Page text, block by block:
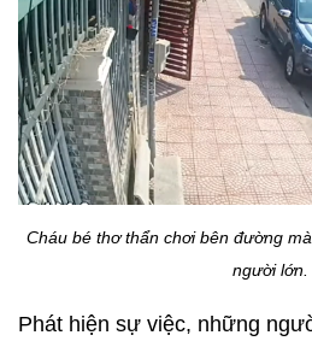
Cháu bé thơ thẩn chơi bên đường
người lớn.
Phát hiện sự việc, những